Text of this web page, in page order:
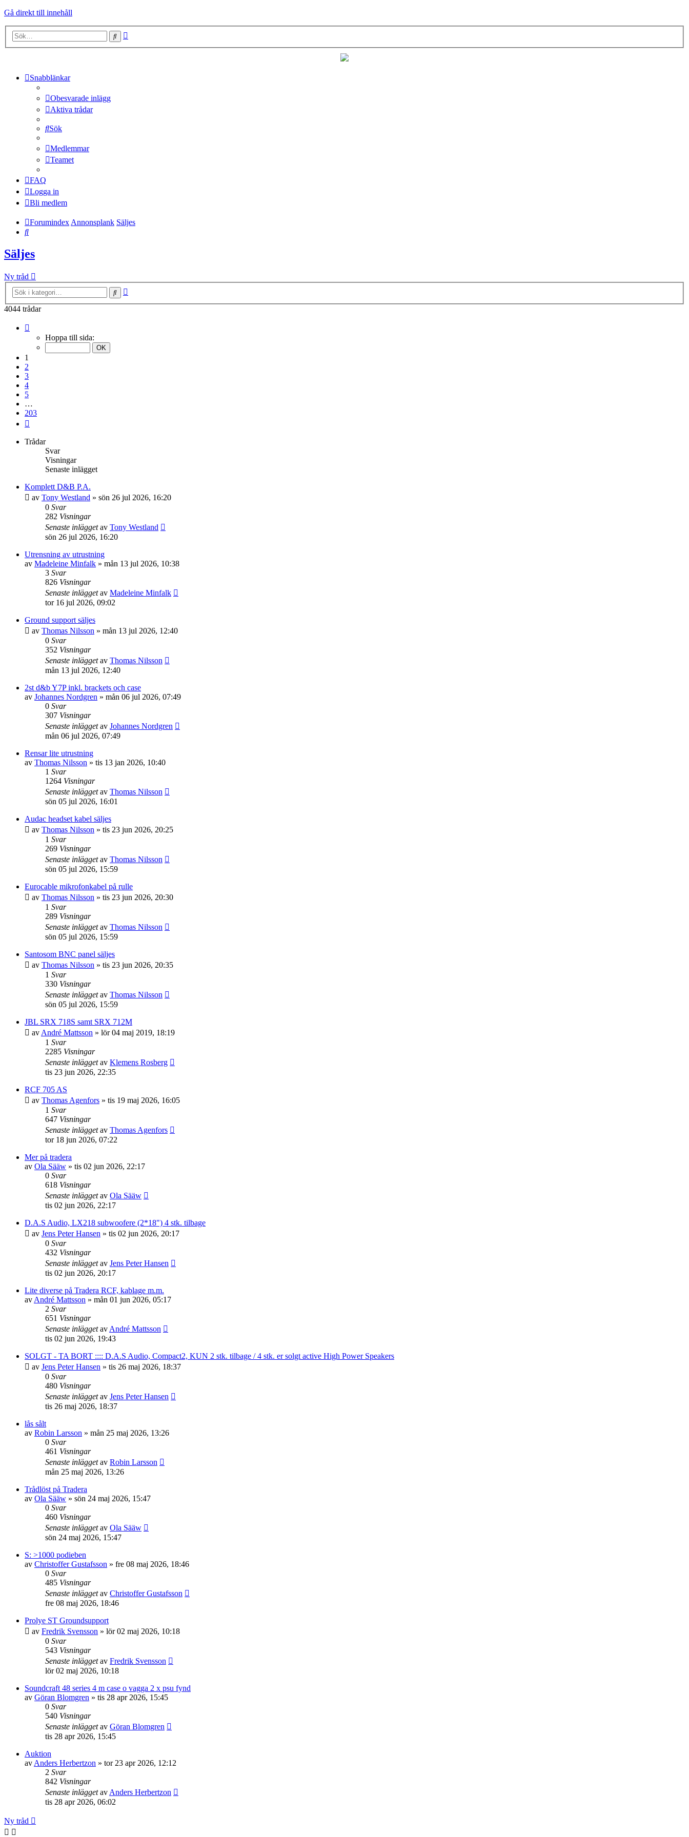
Gå direkt till innehåll
Sök
Snabblänkar
Obesvarade inlägg
Aktiva trådar
Sök
Medlemmar
Teamet
FAQ
Logga in
Bli medlem
Forumindex Annonsplank Säljes
Sök
Säljes
Ny tråd
Sök
4044 trådar
Hoppa till sida:
1
2
3
4
5
…
203
Trådar
Svar
Visningar
Senaste inlägget
Komplett D&B P.A.
av Tony Westland » sön 26 jul 2026, 16:20
0 Svar
282 Visningar
Senaste inläggetav Tony Westland
sön 26 jul 2026, 16:20
Utrensning av utrustning
av Madeleine Minfalk » mån 13 jul 2026, 10:38
3 Svar
826 Visningar
Senaste inläggetav Madeleine Minfalk
tor 16 jul 2026, 09:02
Ground support säljes
av Thomas Nilsson » mån 13 jul 2026, 12:40
0 Svar
352 Visningar
Senaste inläggetav Thomas Nilsson
mån 13 jul 2026, 12:40
2st d&b Y7P inkl. brackets och case
av Johannes Nordgren » mån 06 jul 2026, 07:49
0 Svar
307 Visningar
Senaste inläggetav Johannes Nordgren
mån 06 jul 2026, 07:49
Rensar lite utrustning
av Thomas Nilsson » tis 13 jan 2026, 10:40
1 Svar
1264 Visningar
Senaste inläggetav Thomas Nilsson
sön 05 jul 2026, 16:01
Audac headset kabel säljes
av Thomas Nilsson » tis 23 jun 2026, 20:25
1 Svar
269 Visningar
Senaste inläggetav Thomas Nilsson
sön 05 jul 2026, 15:59
Eurocable mikrofonkabel på rulle
av Thomas Nilsson » tis 23 jun 2026, 20:30
1 Svar
289 Visningar
Senaste inläggetav Thomas Nilsson
sön 05 jul 2026, 15:59
Santosom BNC panel säljes
av Thomas Nilsson » tis 23 jun 2026, 20:35
1 Svar
330 Visningar
Senaste inläggetav Thomas Nilsson
sön 05 jul 2026, 15:59
JBL SRX 718S samt SRX 712M
av André Mattsson » lör 04 maj 2019, 18:19
1 Svar
2285 Visningar
Senaste inläggetav Klemens Rosberg
tis 23 jun 2026, 22:35
RCF 705 AS
av Thomas Agenfors » tis 19 maj 2026, 16:05
1 Svar
647 Visningar
Senaste inläggetav Thomas Agenfors
tor 18 jun 2026, 07:22
Mer på tradera
av Ola Sääw » tis 02 jun 2026, 22:17
0 Svar
618 Visningar
Senaste inläggetav Ola Sääw
tis 02 jun 2026, 22:17
D.A.S Audio, LX218 subwoofere (2*18") 4 stk. tilbage
av Jens Peter Hansen » tis 02 jun 2026, 20:17
0 Svar
432 Visningar
Senaste inläggetav Jens Peter Hansen
tis 02 jun 2026, 20:17
Lite diverse på Tradera RCF, kablage m.m.
av André Mattsson » mån 01 jun 2026, 05:17
2 Svar
651 Visningar
Senaste inläggetav André Mattsson
tis 02 jun 2026, 19:43
SOLGT - TA BORT :::: D.A.S Audio, Compact2, KUN 2 stk. tilbage / 4 stk. er solgt active High Power Speakers
av Jens Peter Hansen » tis 26 maj 2026, 18:37
0 Svar
480 Visningar
Senaste inläggetav Jens Peter Hansen
tis 26 maj 2026, 18:37
lås sålt
av Robin Larsson » mån 25 maj 2026, 13:26
0 Svar
461 Visningar
Senaste inläggetav Robin Larsson
mån 25 maj 2026, 13:26
Trådlöst på Tradera
av Ola Sääw » sön 24 maj 2026, 15:47
0 Svar
460 Visningar
Senaste inläggetav Ola Sääw
sön 24 maj 2026, 15:47
S: >1000 podieben
av Christoffer Gustafsson » fre 08 maj 2026, 18:46
0 Svar
485 Visningar
Senaste inläggetav Christoffer Gustafsson
fre 08 maj 2026, 18:46
Prolye ST Groundsupport
av Fredrik Svensson » lör 02 maj 2026, 10:18
0 Svar
543 Visningar
Senaste inläggetav Fredrik Svensson
lör 02 maj 2026, 10:18
Soundcraft 48 series 4 m case o vagga 2 x psu fynd
av Göran Blomgren » tis 28 apr 2026, 15:45
0 Svar
540 Visningar
Senaste inläggetav Göran Blomgren
tis 28 apr 2026, 15:45
Auktion
av Anders Herbertzon » tor 23 apr 2026, 12:12
2 Svar
842 Visningar
Senaste inläggetav Anders Herbertzon
tis 28 apr 2026, 06:02
Ny tråd